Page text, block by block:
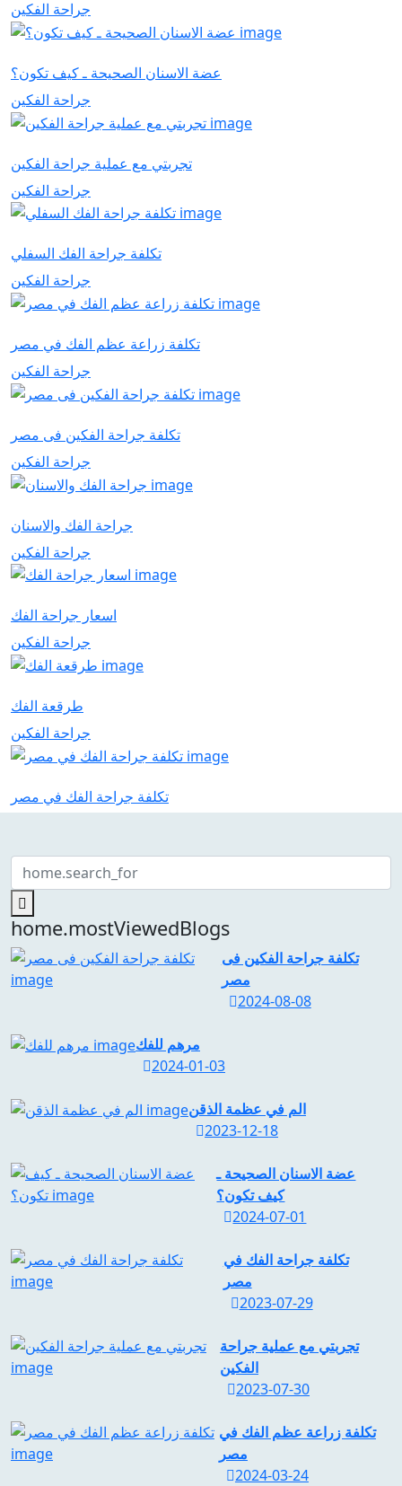
جراحة الفكين
عضة الاسنان الصحيحة ـ كيف تكون؟
جراحة الفكين
تجربتي مع عملية جراحة الفكين
جراحة الفكين
تكلفة جراحة الفك السفلي
جراحة الفكين
تكلفة زراعة عظم الفك في مصر
جراحة الفكين
تكلفة جراحة الفكين فى مصر
جراحة الفكين
جراحة الفك والاسنان
جراحة الفكين
اسعار جراحة الفك
جراحة الفكين
طرقعة الفك
جراحة الفكين
تكلفة جراحة الفك في مصر
home.mostViewedBlogs
تكلفة جراحة الفكين فى
مصر
2024-08-08
مرهم للفك
2024-01-03
الم في عظمة الذقن
2023-12-18
عضة الاسنان الصحيحة ـ
كيف تكون؟
2024-07-01
تكلفة جراحة الفك في
مصر
2023-07-29
تجربتي مع عملية جراحة
الفكين
2023-07-30
تكلفة زراعة عظم الفك في
مصر
2024-03-24